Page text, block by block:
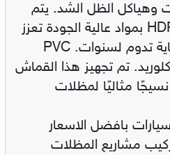
وهياكل الظل الشد. يتم
تصنيع نسيج سقيفة HDPE بمواد عالية الجودة تعزز
القوة والمتانة وتوفر حماية تدوم لسنوات. PVC
تم تجهيز هذا القماش
مثاليًا لمظلات
بافضل الاسعار
مشاريع المظلات